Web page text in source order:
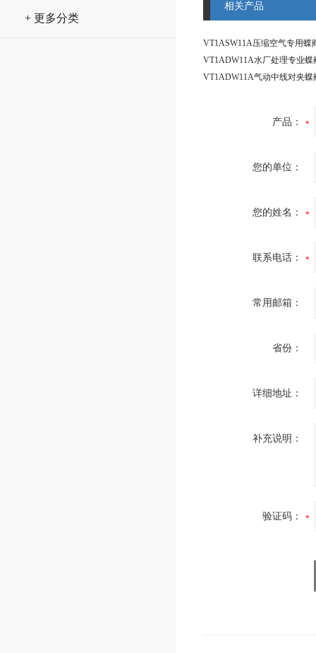
+ 更多分类
相关产品
产品：
您的单位：
您的姓名：
联系电话：
常用邮箱：
省份：
详细地址：
补充说明：
验证码：